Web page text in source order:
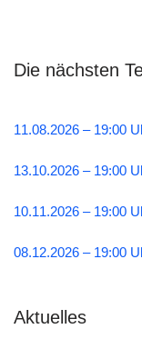
Die nächsten
11.08.2026 – 19:00
13.10.2026 – 19:00
10.11.2026 – 19:00
08.12.2026 – 19:00
Aktuelles